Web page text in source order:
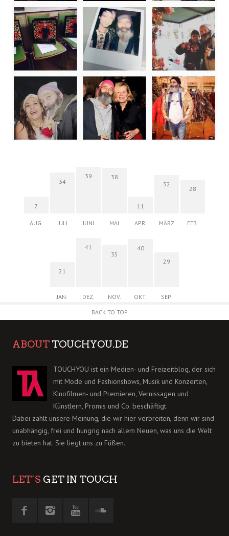
7
AUG.
34
JULI
39
JUNI
38
MAI
11
APR.
32
MÄRZ
28
FEB.
21
JAN.
41
DEZ.
35
NOV.
40
OKT.
29
SEP.
BACK TO TOP
ABOUT TOUCHYOU.DE
TOUCHYOU ist ein Medien- und Freizeitblog, der sich
mit Mode und Fashionshows, Musik und Konzerten,
Kinofilmen- und Premieren, Vernissagen und
Künstlern, Promis und Co. beschäftigt.
Dabei zählt unsere Meinung, die wir hier verbreiten, denn wir sind
unabhängig, frei und hungrig nach allem Neuen, was uns die Welt
zu bieten hat. Sie liegt uns zu Füßen.
LET´S GET IN TOUCH